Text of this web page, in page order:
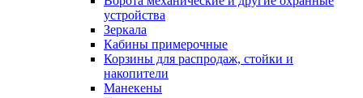
устройства
Зеркала
Кабины примерочные
Корзины для распродаж, стойки и
накопители
Манекены